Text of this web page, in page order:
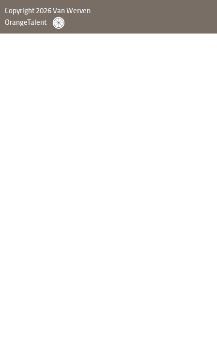
Copyright 2026 Van Werven
OrangeTalent